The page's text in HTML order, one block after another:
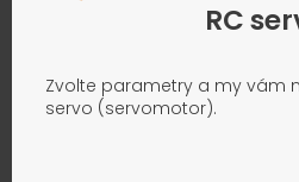
RC
Zvolte parametry a my
servo (servomotor).